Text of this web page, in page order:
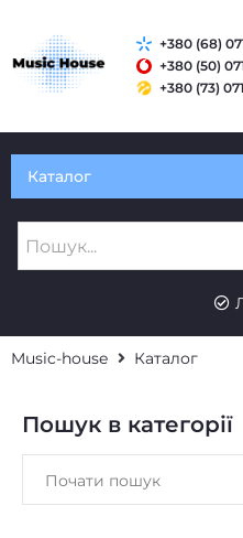
+380 (68)
+380 (50)
+380 (73)
Каталог
Music-house Каталог
Пошук в категорії